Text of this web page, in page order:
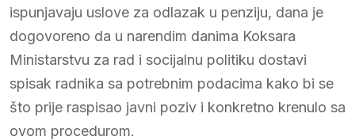
ispunjavaju uslove za odlazak u penziju, dana je
dogovoreno da u narendim danima Koksara
Ministarstvu za rad i socijalnu politiku dostavi
spisak radnika sa potrebnim podacima kako bi se
što prije raspisao javni poziv i konkretno krenulo sa
ovom procedurom.